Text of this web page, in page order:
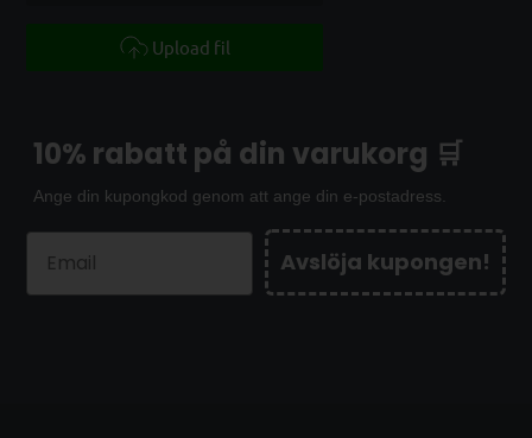
Upload fil
10% rabatt på din varukorg 🛒
Ange din kupongkod genom att ange din e-postadress.
Avslöja kupongen!